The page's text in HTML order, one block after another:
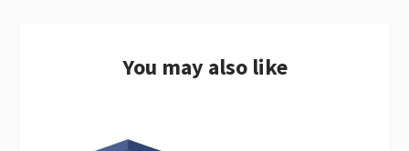
You may also like